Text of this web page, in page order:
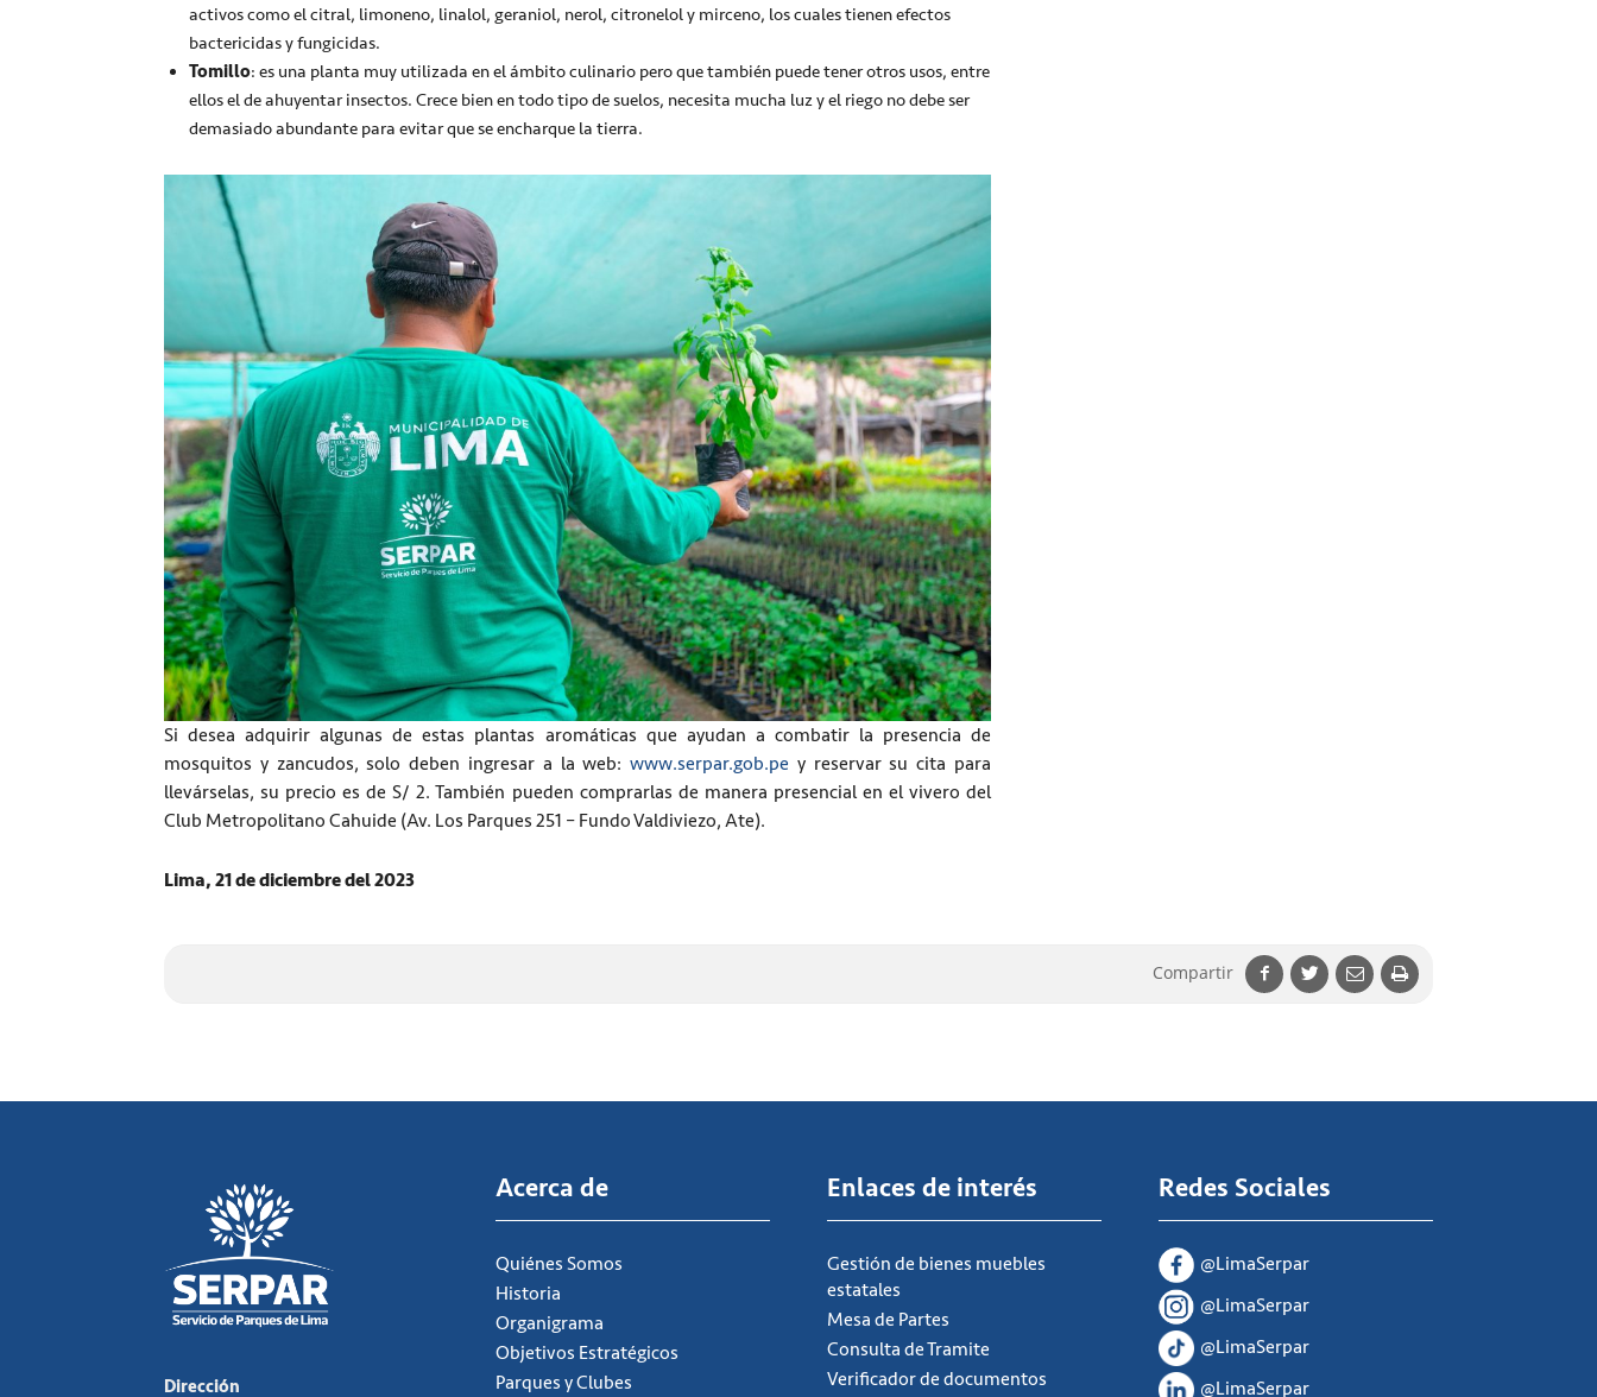
activos como el citral, limoneno, linalol, geraniol, nerol, citronelol y mirceno, los cuales tienen efectos
bactericidas y fungicidas.
Tomillo: es una planta muy utilizada en el ámbito culinario pero que también puede tener otros usos, entre
ellos el de ahuyentar insectos. Crece bien en todo tipo de suelos, necesita mucha luz y el riego no debe ser
demasiado abundante para evitar que se encharque la tierra.
Si desea adquirir algunas de estas plantas aromáticas que ayudan a combatir la presencia de
mosquitos y zancudos, solo deben ingresar a la web:www.serpar.gob.pe y reservar su cita para
llevárselas, su precio es de S/ 2. También pueden comprarlas de manera presencial en el vivero del
Club Metropolitano Cahuide (Av. Los Parques 251 – Fundo Valdiviezo, Ate).
Lima, 21 de diciembre del 2023
Compartir
Dirección
Acerca de
Quiénes Somos
Historia
Organigrama
Objetivos Estratégicos
Parques y Clubes
Enlaces de interés
Gestión de bienes muebles
estatales
Mesa de Partes
Consulta de Tramite
Verificador de documentos
Redes Sociales
@LimaSerpar
@LimaSerpar
@LimaSerpar
@LimaSerpar